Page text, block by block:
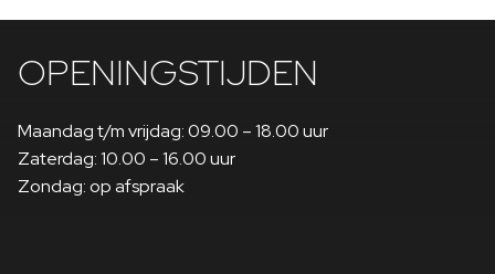
OPENINGSTIJDEN
Maandag t/m vrijdag: 09.00 – 18.00 uur
Zaterdag: 10.00 – 16.00 uur
Zondag: op afspraak